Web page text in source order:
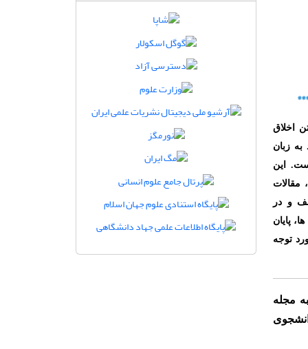
اخلاق
زبان
این
مقالات
و در
پایان
توجه
مجله